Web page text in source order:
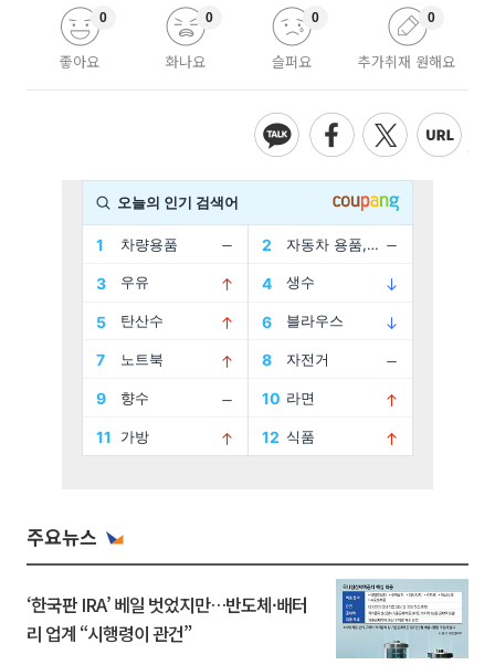
좋아요
0
화나요
0
슬퍼요
0
추가취재 원해요
0
주요뉴스
‘한국판 IRA’ 베일 벗었지만…반도체·배터
리 업계 “시행령이 관건”